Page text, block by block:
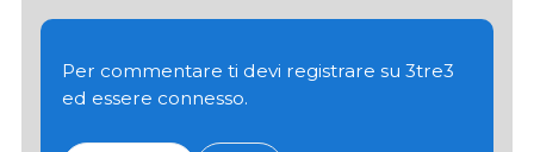
Per commentare ti devi registrare su 3tre3
ed essere connesso.